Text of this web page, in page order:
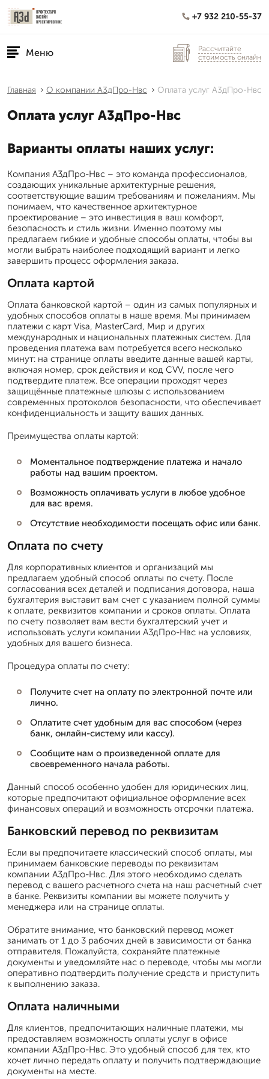
+7 932 210-55-37
Меню
Рассчитайте
стоимость онлайн
Главная О компании А3дПро-Нвс Оплата услуг А3дПро-Нвс
Оплата услуг А3дПро-Нвс
Варианты оплаты наших услуг:
Компания А3дПро-Нвс – это команда профессионалов,
создающих уникальные архитектурные решения,
соответствующие вашим требованиям и пожеланиям. Мы
понимаем, что качественное архитектурное
проектирование – это инвестиция в ваш комфорт,
безопасность и стиль жизни. Именно поэтому мы
предлагаем гибкие и удобные способы оплаты, чтобы вы
могли выбрать наиболее подходящий вариант и легко
завершить процесс оформления заказа.
Оплата картой
Оплата банковской картой – один из самых популярных и
удобных способов оплаты в наше время. Мы принимаем
платежи с карт Visa, MasterCard, Мир и других
международных и национальных платежных систем. Для
проведения платежа вам потребуется всего несколько
минут: на странице оплаты введите данные вашей карты,
включая номер, срок действия и код CVV, после чего
подтвердите платеж. Все операции проходят через
защищённые платежные шлюзы с использованием
современных протоколов безопасности, что обеспечивает
конфиденциальность и защиту ваших данных.
Преимущества оплаты картой:
Моментальное подтверждение платежа и начало
работы над вашим проектом.
Возможность оплачивать услуги в любое удобное
для вас время.
Отсутствие необходимости посещать офис или банк.
Оплата по счету
Для корпоративных клиентов и организаций мы
предлагаем удобный способ оплаты по счету. После
согласования всех деталей и подписания договора, наша
бухгалтерия выставит вам счет с указанием полной суммы
к оплате, реквизитов компании и сроков оплаты. Оплата
по счету позволяет вам вести бухгалтерский учет и
использовать услуги компании А3дПро-Нвс на условиях,
удобных для вашего бизнеса.
Процедура оплаты по счету:
Получите счет на оплату по электронной почте или
лично.
Оплатите счет удобным для вас способом (через
банк, онлайн-систему или кассу).
Сообщите нам о произведенной оплате для
своевременного начала работы.
Данный способ особенно удобен для юридических лиц,
которые предпочитают официальное оформление всех
финансовых операций и возможность отсрочки платежа.
Банковский перевод по реквизитам
Если вы предпочитаете классический способ оплаты, мы
принимаем банковские переводы по реквизитам
компании А3дПро-Нвс. Для этого необходимо сделать
перевод с вашего расчетного счета на наш расчетный счет
в банке. Реквизиты компании вы можете получить у
менеджера или на странице оплаты.
Обратите внимание, что банковский перевод может
занимать от 1 до 3 рабочих дней в зависимости от банка
отправителя. Пожалуйста, сохраняйте платежные
документы и уведомляйте нас о переводе, чтобы мы могли
оперативно подтвердить получение средств и приступить
к выполнению заказа.
Оплата наличными
Для клиентов, предпочитающих наличные платежи, мы
предоставляем возможность оплаты услуг в офисе
компании А3дПро-Нвс. Это удобный способ для тех, кто
хочет лично передать оплату и получить подтверждающие
документы на месте.